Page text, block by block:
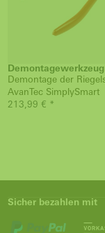
Demontagewerkzeug
Demontage der
AvanTec SimplySmart
213,99 € *
Sicher bezahlen mit